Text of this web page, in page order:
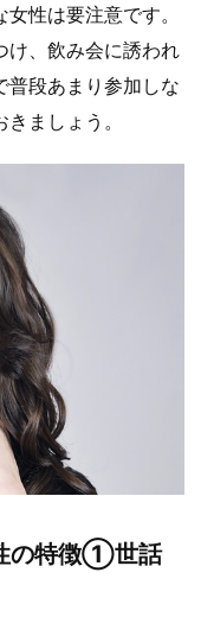
性は要注意です。
け、飲み会に誘われ
普段あまり参加しな
ましょう。
の特徴①世話